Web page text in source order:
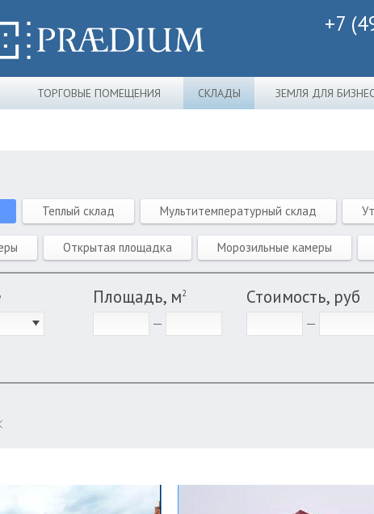
+7
ТОРГОВЫЕ ПОМЕЩЕНИЯ СКЛАДЫ ЗЕМЛЯ ДЛЯ
Теплый склад Мультитемпературный склад
Открытая площадка Морозильные камеры
Площадь, м2 Стоимость, руб